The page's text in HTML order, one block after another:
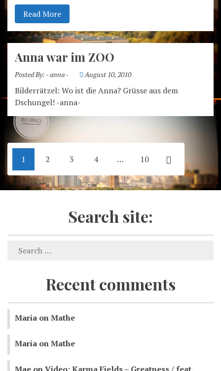
Read More
Anna war im ZOO
Posted By: - anna - August 10, 2010
Bilderrätzel: Wo ist die Anna? Grüsse aus dem
Dschungel! -anna-
1 2 3 4 … 10
Search site:
Recent comments
Maria onMathe
Maria onMathe